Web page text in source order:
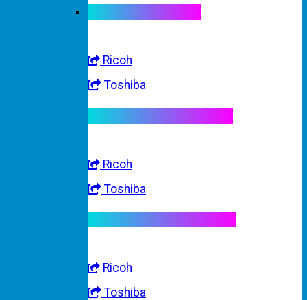
Ricoh
Toshiba
Ricoh
Toshiba
Ricoh
Toshiba